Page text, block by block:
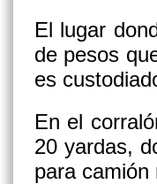
El lugar
de pesos
es
En el
20 yardas,
para